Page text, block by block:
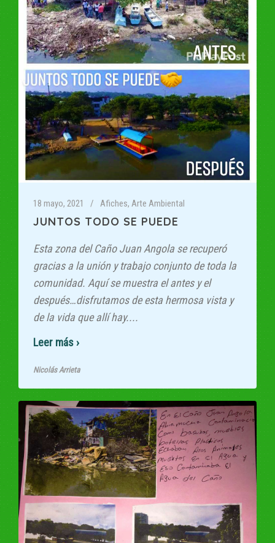
18 mayo, 2021 Afiches, Arte Ambiental
JUNTOS TODO SE PUEDE
Esta zona del Caño Juan Angola se recuperó
gracias a la unión y trabajo conjunto de toda la
comunidad. Aquí se muestra el antes y el
después…disfrutamos de esta hermosa vista y
de la vida que allí hay....
Nicolás Arrieta